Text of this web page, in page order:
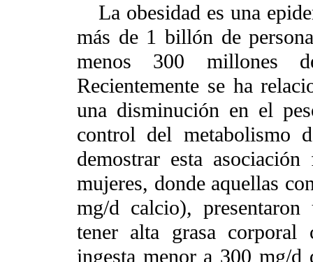
La obesidad es una
más de 1 billón de
menos 300 millones
Recientemente se ha
una disminución en el
control del metabolismo
demostrar esta
mujeres, donde aquellas
mg/d calcio),
tener alta grasa corporal
ingesta menor a 300 mg/